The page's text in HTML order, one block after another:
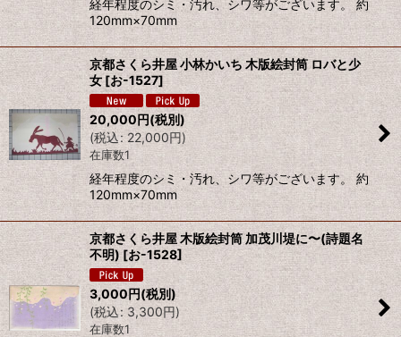
経年程度のシミ・汚れ、シワ等がございます。 約
120mm×70mm
京都さくら井屋 小林かいち 木版絵封筒 ロバと少
女 [お-1527]
20,000円(税別)
(税込: 22,000円)
在庫数1
経年程度のシミ・汚れ、シワ等がございます。 約
120mm×70mm
京都さくら井屋 木版絵封筒 加茂川堤に〜(詩題名
不明) [お-1528]
3,000円(税別)
(税込: 3,300円)
在庫数1